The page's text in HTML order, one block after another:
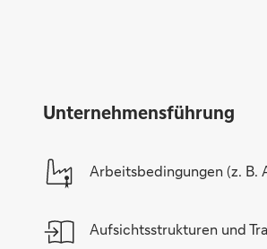
Unternehmensführung
Arbeitsbedingungen (z. B.
Aufsichtsstrukturen und